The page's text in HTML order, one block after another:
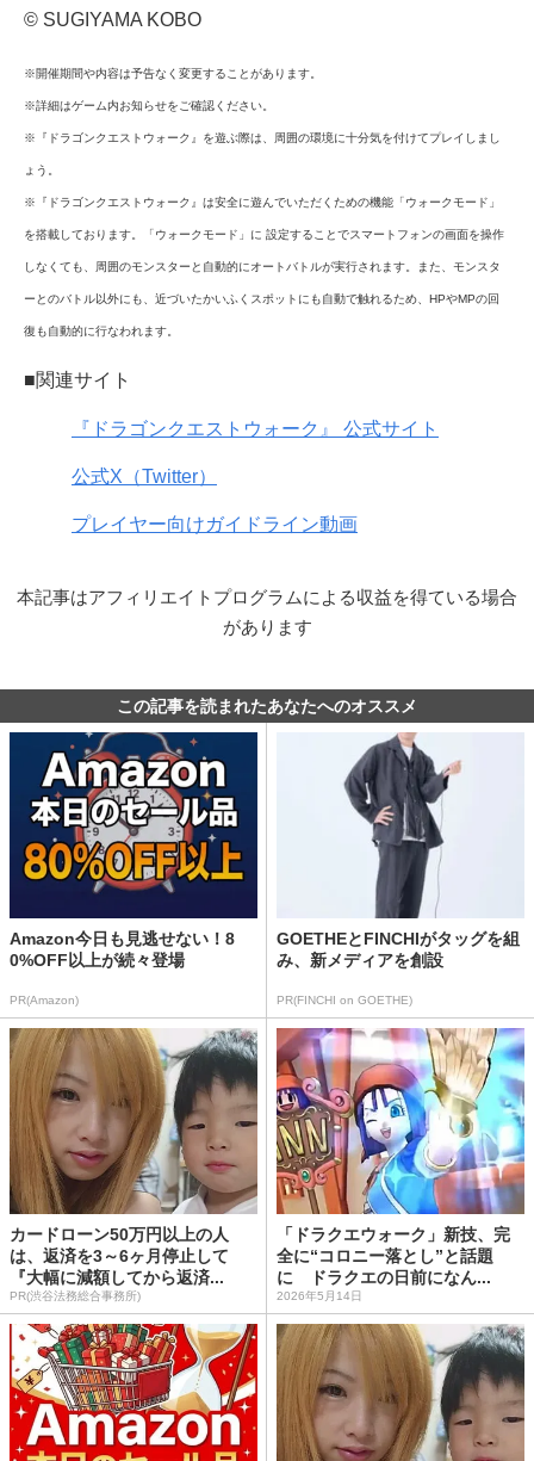
© SUGIYAMA KOBO
※開催期間や内容は予告なく変更することがあります。
※詳細はゲーム内お知らせをご確認ください。
※『ドラゴンクエストウォーク』を遊ぶ際は、周囲の環境に十分気を付けてプレイしまし
ょう。
※『ドラゴンクエストウォーク』は安全に遊んでいただくための機能「ウォークモード」
を搭載しております。「ウォークモード」に 設定することでスマートフォンの画面を操作
しなくても、周囲のモンスターと自動的にオートバトルが実行されます。また、モンスタ
ーとのバトル以外にも、近づいたかいふくスポットにも自動で触れるため、HPやMPの回
復も自動的に行なわれます。
■関連サイト
『ドラゴンクエストウォーク』 公式サイト
公式X（Twitter）
プレイヤー向けガイドライン動画
本記事はアフィリエイトプログラムによる収益を得ている場合
があります
この記事を読まれたあなたへのオススメ
Amazon今日も見逃せない！8
0%OFF以上が続々登場
PR(Amazon)
GOETHEとFINCHIがタッグを組
み、新メディアを創設
PR(FINCHI on GOETHE)
カードローン50万円以上の人
は、返済を3～6ヶ月停止して
『大幅に減額してから返済...
PR(渋谷法務総合事務所)
「ドラクエウォーク」新技、完
全に“コロニー落とし”と話題
に ドラクエの日前になん...
2026年5月14日